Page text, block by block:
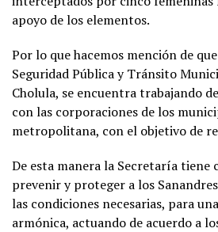
apoyo de los elementos.
Por lo que hacemos mención de
Seguridad Pública y Tránsito
Cholula, se encuentra trabajando
con las corporaciones de los
metropolitana, con el objetivo de
De esta manera la Secretaría tiene
prevenir y proteger a los
las condiciones necesarias, para
armónica, actuando de acuerdo a